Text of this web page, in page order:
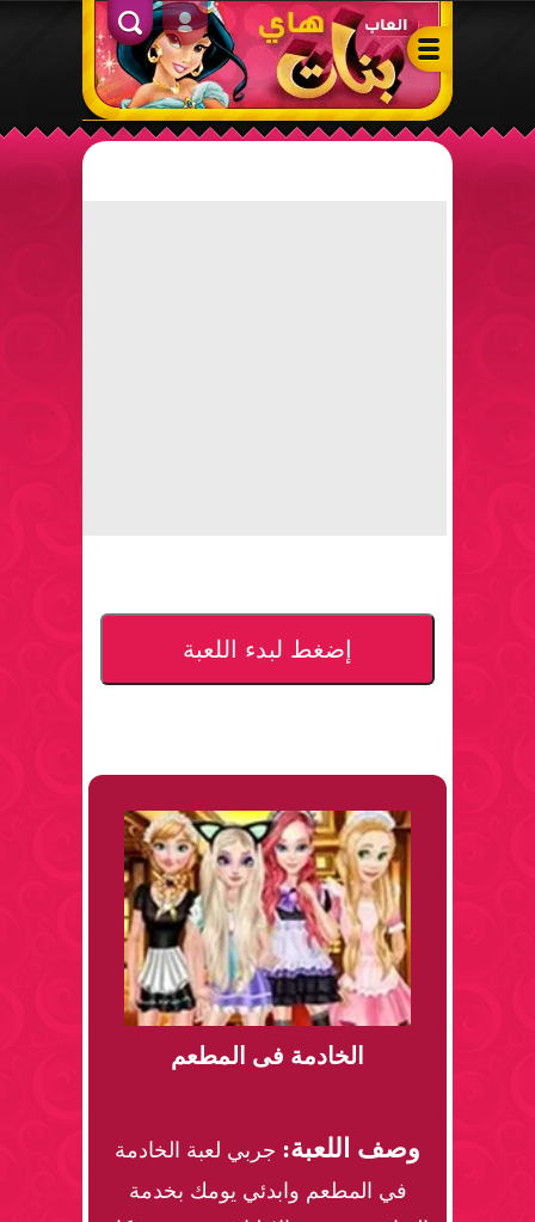
ألعاب بنات هاي – أفضل ألعاب تلبيس، مكياج، طبخ وأنشطة ممتعة
الدخول
إضغط لبدء اللعبة
الخادمة فى المطعم
وصف اللعبة: جربي لعبة الخادمة
في المطعم وابدئي يومك بخدمة